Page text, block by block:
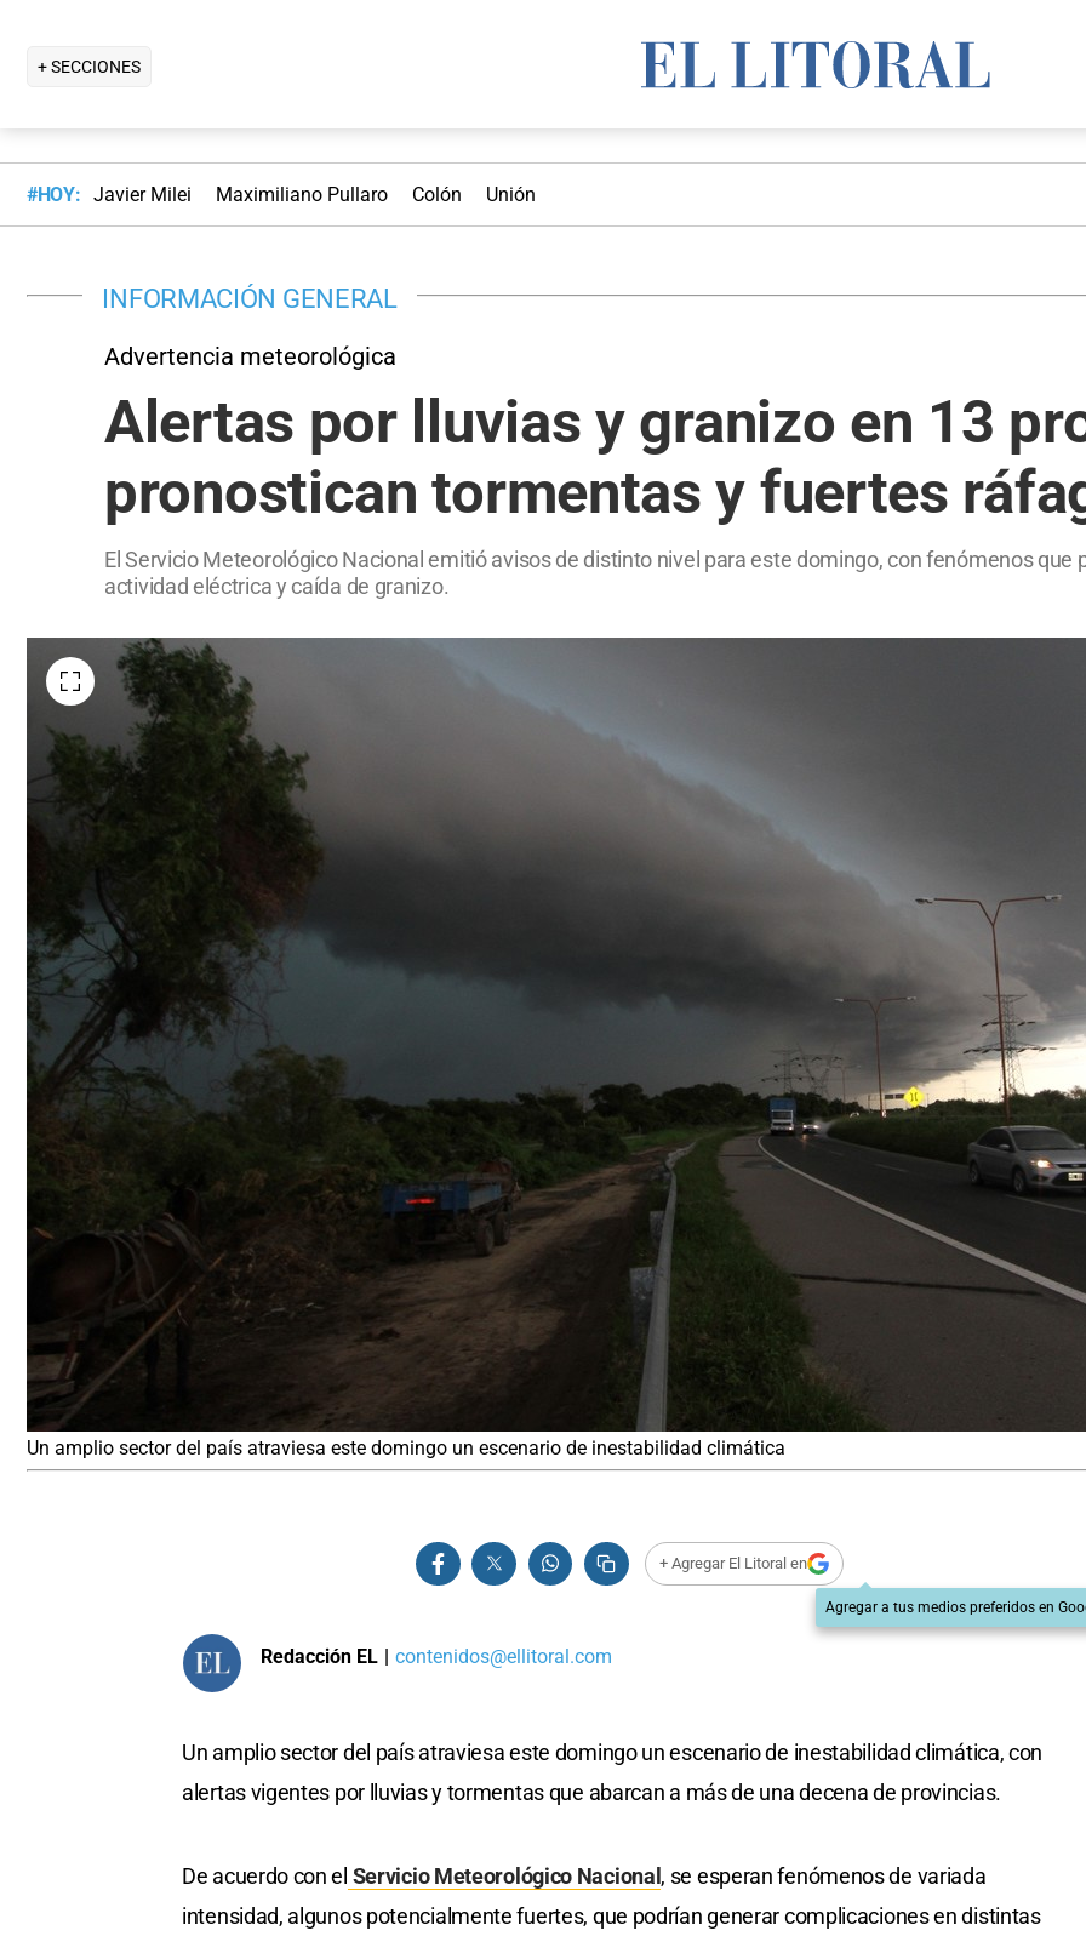
+ SECCIONES
#HOY: Javier Milei Maximiliano Pullaro Colón Unión
INFORMACIÓN GENERAL
Advertencia meteorológica
Alertas por lluvias y granizo en 13
pronostican tormentas y fuertes
El Servicio Meteorológico Nacional emitió avisos de distinto nivel para este domingo, con fenómenos
actividad eléctrica y caída de granizo.
Un amplio sector del país atraviesa este domingo un escenario de inestabilidad climática
+ Agregar El Litoral en
Agregar a tus medios preferidos en
Redacción EL | contenidos@ellitoral.com
Un amplio sector del país atraviesa este domingo un escenario de inestabilidad climática, con
alertas vigentes por lluvias y tormentas que abarcan a más de una decena de provincias.
De acuerdo con el Servicio Meteorológico Nacional , se esperan fenómenos de variada
intensidad, algunos potencialmente fuertes, que podrían generar complicaciones en distintas